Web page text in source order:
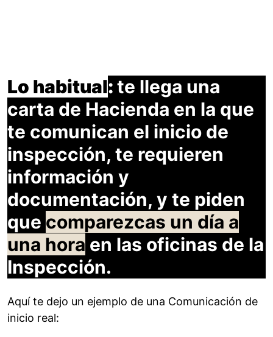
Lo habitual:te llega una
carta de Hacienda en la que
te comunican el inicio de
inspección, te requieren
información y
documentación, y te piden
que comparezcas un día a
una hora en las oficinas de la
Inspección.
Aquí te dejo un ejemplo de una Comunicación de
inicio real: